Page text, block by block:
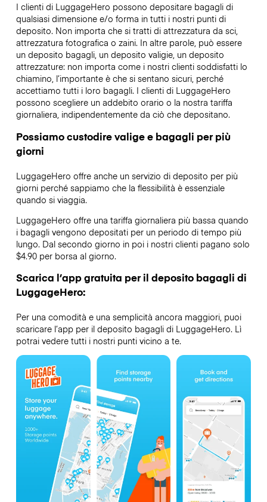
I clienti di LuggageHero possono depositare bagagli di
qualsiasi dimensione e/o forma in tutti i nostri punti di
deposito. Non importa che si tratti di attrezzatura da sci,
attrezzatura fotografica o zaini. In altre parole, può essere
un deposito bagagli, un deposito valigie, un deposito
attrezzature: non importa come i nostri clienti soddisfatti lo
chiamino, l’importante è che si sentano sicuri, perché
accettiamo tutti i loro bagagli. I clienti di LuggageHero
possono scegliere un addebito orario o la nostra tariffa
giornaliera, indipendentemente da ciò che depositano.
Possiamo custodire valige e bagagli per più
giorni
LuggageHero offre anche un servizio di deposito per più
giorni perché sappiamo che la flessibilità è essenziale
quando si viaggia.
LuggageHero offre una tariffa giornaliera più bassa quando
i bagagli vengono depositati per un periodo di tempo più
lungo. Dal secondo giorno in poi i nostri clienti pagano solo
$4.90 per borsa al giorno.
Scarica l’app gratuita per il deposito bagagli di
LuggageHero:
Per una comodità e una semplicità ancora maggiori, puoi
scaricare l’app per il deposito bagagli di LuggageHero. Lì
potrai vedere tutti i nostri punti vicino a te.